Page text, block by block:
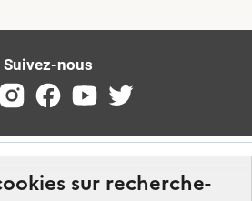
sur recherche-
Suivez-nous